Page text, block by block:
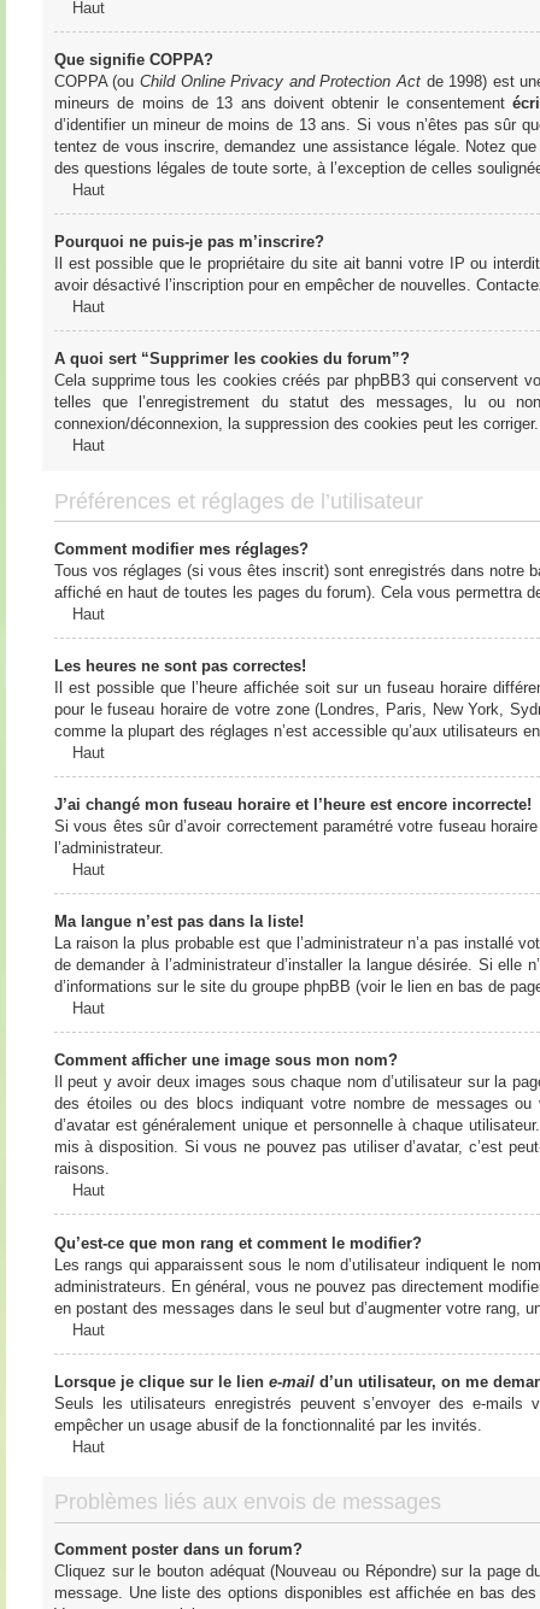
Haut
Que signifie COPPA?
COPPA (ouChild Online Privacy and Protection Act de 1998) est
mineurs de moins de 13 ans doivent obtenir le consentement
d’identifier un mineur de moins de 13 ans. Si vous n’êtes pas sûr
tentez de vous inscrire, demandez une assistance légale. Notez
des questions légales de toute sorte, à l’exception de celles
Haut
Pourquoi ne puis-je pas m’inscrire?
Il est possible que le propriétaire du site ait banni votre IP ou
avoir désactivé l’inscription pour en empêcher de nouvelles.
Haut
A quoi sert “Supprimer les cookies du forum”?
Cela supprime tous les cookies créés par phpBB3 qui conservent
telles que l’enregistrement du statut des messages, lu ou
connexion/déconnexion, la suppression des cookies peut les corriger.
Haut
Préférences et réglages de l’utilisateur
Comment modifier mes réglages?
Tous vos réglages (si vous êtes inscrit) sont enregistrés dans notre
affiché en haut de toutes les pages du forum). Cela vous permettra
Haut
Les heures ne sont pas correctes!
Il est possible que l’heure affichée soit sur un fuseau horaire
pour le fuseau horaire de votre zone (Londres, Paris, New York,
comme la plupart des réglages n’est accessible qu’aux utilisateurs
Haut
J’ai changé mon fuseau horaire et l’heure est encore incorrecte!
Si vous êtes sûr d’avoir correctement paramétré votre fuseau
l’administrateur.
Haut
Ma langue n’est pas dans la liste!
La raison la plus probable est que l’administrateur n’a pas installé
de demander à l’administrateur d’installer la langue désirée. Si
d’informations sur le site du groupe phpBB (voir le lien en bas de
Haut
Comment afficher une image sous mon nom?
Il peut y avoir deux images sous chaque nom d’utilisateur sur la
des étoiles ou des blocs indiquant votre nombre de messages
d’avatar est généralement unique et personnelle à chaque
mis à disposition. Si vous ne pouvez pas utiliser d’avatar, c’est
raisons.
Haut
Qu’est-ce que mon rang et comment le modifier?
Les rangs qui apparaissent sous le nom d’utilisateur indiquent le
administrateurs. En général, vous ne pouvez pas directement
en postant des messages dans le seul but d’augmenter votre rang,
Haut
Lorsque je clique sur le lien e-maild’un utilisateur, on me
Seuls les utilisateurs enregistrés peuvent s’envoyer des e-
empêcher un usage abusif de la fonctionnalité par les invités.
Haut
Problèmes liés aux envois de messages
Comment poster dans un forum?
Cliquez sur le bouton adéquat (Nouveau ou Répondre) sur la page
message. Une liste des options disponibles est affichée en bas